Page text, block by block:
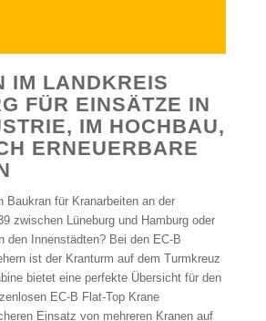
IM LANDKREIS
FÜR EINSÄTZE IN
IM HOCHBAU,
ERNEUERBARE
Baukran für Kranarbeiten an der
zwischen Lüneburg und Hamburg oder
den Innenstädten? Bei den EC-B
ist der Kranturm auf dem Turmkreuz
bietet eine perfekte Übersicht für den
EC-B Flat-Top Krane
Einsatz von mehreren Kranen auf